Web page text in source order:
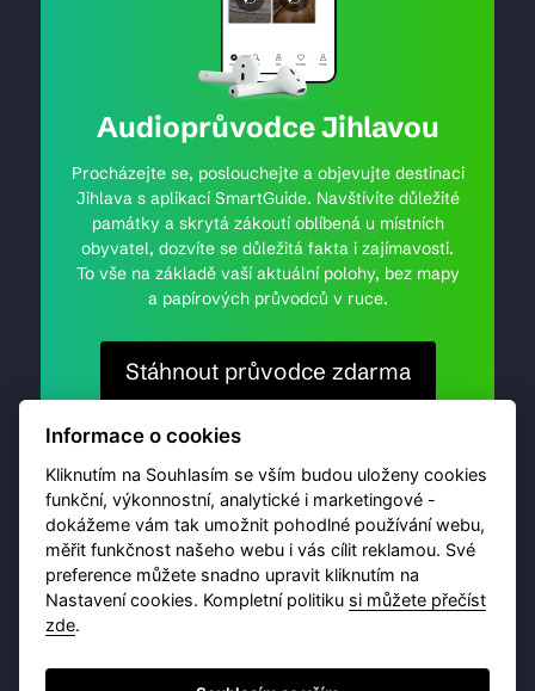
Audioprůvodce Jihlavou
Procházejte se, poslouchejte a objevujte destinaci
Jihlava s aplikací SmartGuide. Navštívíte důležité
památky a skrytá zákoutí oblíbená u místních
obyvatel, dozvíte se důležitá fakta i zajímavosti.
To vše na základě vaší aktuální polohy, bez mapy
a papírových průvodců v ruce.
Stáhnout průvodce zdarma
© 2026 Destinační portál provozujeBrána Jihlavy,
Informace o cookies
Kliknutím na Souhlasím se vším budou uloženy cookies
funkční, výkonnostní, analytické i marketingové -
dokážeme vám tak umožnit pohodlné používání webu,
měřit funkčnost našeho webu i vás cílit reklamou. Své
preference můžete snadno upravit kliknutím na
Nastavení cookies. Kompletní politiku si můžete přečíst
zde.